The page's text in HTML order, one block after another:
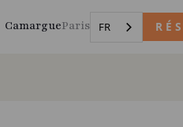
CamargueParis FR